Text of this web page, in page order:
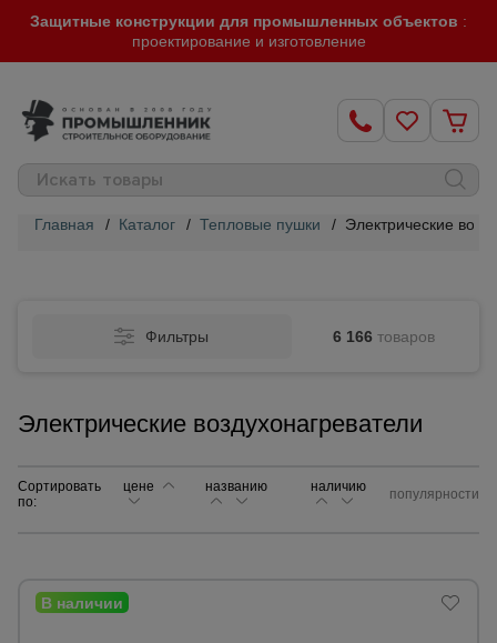
Защитные конструкции для промышленных объектов :
проектирование и изготовление
Главная / Каталог / Тепловые пушки / Электрические
Фильтры 6 166 товаров
Электрические воздухонагреватели
Сортировать
по:
цене названию наличию популярности